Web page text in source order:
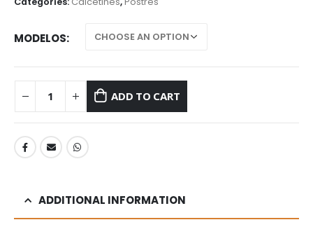
MODELOS
ADD TO CART
ADDITIONAL INFORMATION